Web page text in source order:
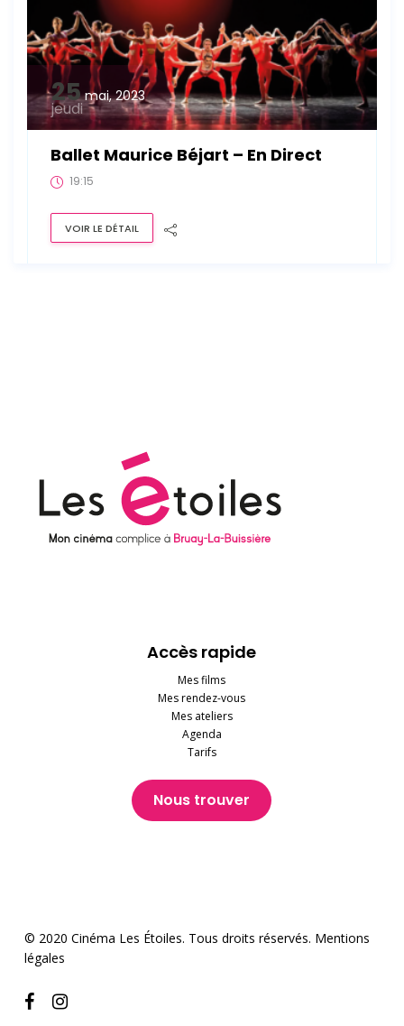
25 mai, 2023
jeudi
Ballet Maurice Béjart – En Direct
19:15
VOIR LE DÉTAIL
Accès rapide
Mes films
Mes rendez-vous
Mes ateliers
Agenda
Tarifs
Nous trouver
© 2020 Cinéma Les Étoiles. Tous droits réservés. Mentions
légales
facebookinstagram